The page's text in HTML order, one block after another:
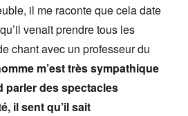
il me raconte que cela date
venait prendre tous les
chant avec un professeur du
m’est très sympathique
parler des spectacles
il sent qu’il sait